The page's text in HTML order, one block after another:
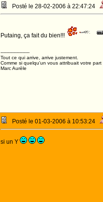
Posté le 28-02-2006 à 22:47:24
Putaing, ça fait du bien!!!
--------------------
Tout ce qui arrive, arrive justement.
Comme si quelqu'un vous attribuait votre part
Marc Aurèle
Posté le 01-03-2006 à 10:53:24
si un Y